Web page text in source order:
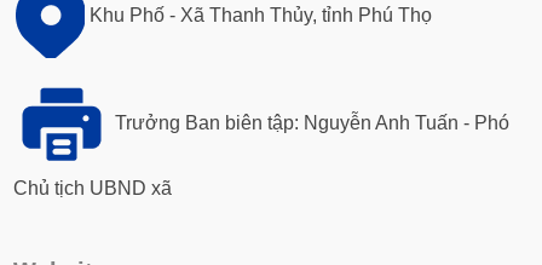
Khu Phố - Xã Thanh Thủy, tỉnh Phú Thọ
Trưởng Ban biên tập: Nguyễn Anh Tuấn - Phó
Chủ tịch UBND xã